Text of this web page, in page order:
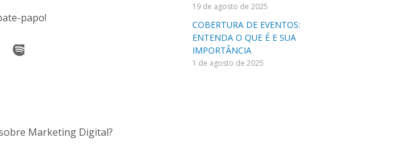
papo!
Marketing Digital?
19 de agosto de 2025
COBERTURA DE EVENTOS:
ENTENDA O QUE É E SUA
IMPORTÂNCIA
1 de agosto de 2025